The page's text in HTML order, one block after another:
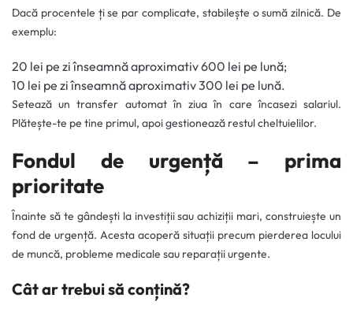
Dacă procentele ți se par complicate, stabilește o sumă zilnică. De
exemplu:
20 lei pe zi înseamnă aproximativ 600 lei pe lună;
10 lei pe zi înseamnă aproximativ 300 lei pe lună.
Setează un transfer automat în ziua în care încasezi salariul.
Plătește-te pe tine primul, apoi gestionează restul cheltuielilor.
Fondul de urgență – prima
prioritate
Înainte să te gândești la investiții sau achiziții mari, construiește un
fond de urgență. Acesta acoperă situații precum pierderea locului
de muncă, probleme medicale sau reparații urgente.
Cât ar trebui să conțină?